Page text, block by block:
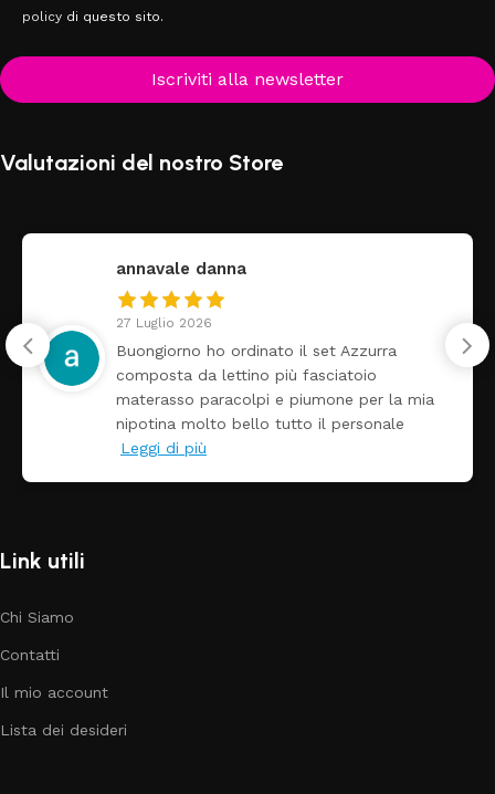
policy di questo sito.
Iscriviti alla newsletter
Valutazioni del nostro Store
Tutti perfetto! Ho ordinato un
arrivato ben imballato dopo
Prezzo ottimi rispetto la
Link utili
Chi Siamo
Contatti
Il mio account
Lista dei desideri